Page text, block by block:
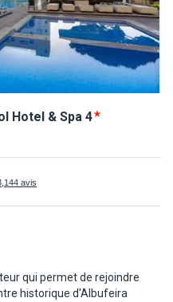
Hotel & Spa 4
avis
qui permet de rejoindre
historique d'Albufeira